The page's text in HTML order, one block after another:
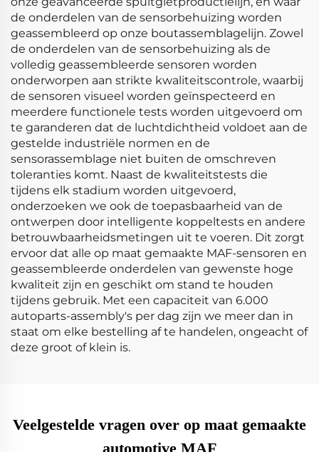
de onderdelen van de sensorbehuizing worden
geassembleerd op onze boutassemblagelijn. Zowel
de onderdelen van de sensorbehuizing als de
volledig geassembleerde sensoren worden
onderworpen aan strikte kwaliteitscontrole, waarbij
de sensoren visueel worden geïnspecteerd en
meerdere functionele tests worden uitgevoerd om
te garanderen dat de luchtdichtheid voldoet aan de
gestelde industriële normen en de
sensorassemblage niet buiten de omschreven
toleranties komt. Naast de kwaliteitstests die
tijdens elk stadium worden uitgevoerd,
onderzoeken we ook de toepasbaarheid van de
ontwerpen door intelligente koppeltests en andere
betrouwbaarheidsmetingen uit te voeren. Dit zorgt
ervoor dat alle op maat gemaakte MAF-sensoren en
geassembleerde onderdelen van gewenste hoge
kwaliteit zijn en geschikt om stand te houden
tijdens gebruik. Met een capaciteit van 6.000
autoparts-assembly's per dag zijn we meer dan in
staat om elke bestelling af te handelen, ongeacht of
deze groot of klein is.
Veelgestelde vragen over op maat gemaakte
automotive MAF